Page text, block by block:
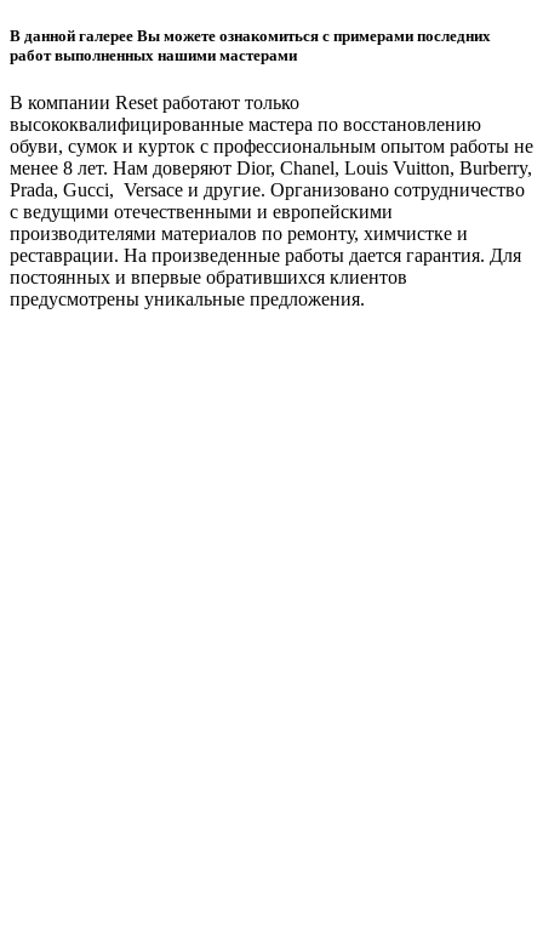
В данной галерее Вы можете ознакомиться с примерами последних
работ выполненных нашими мастерами
В компании Reset работают только
высококвалифицированные мастера по восстановлению
обуви, сумок и курток с профессиональным опытом работы не
менее 8 лет. Нам доверяют Dior, Chanel, Louis Vuitton, Burberry,
Prada, Gucci, Versace и другие. Организовано сотрудничество
с ведущими отечественными и европейскими
производителями материалов по ремонту, химчистке и
реставрации. На произведенные работы дается гарантия. Для
постоянных и впервые обратившихся клиентов
предусмотрены уникальные предложения.